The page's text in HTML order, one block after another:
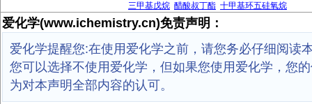
三甲基戊烷 醋酸叔丁酯 十甲基环五硅氧烷
爱化学(www.ichemistry.cn)免责声明：
爱化学提醒您:在使用爱化学之前，请您务必仔细阅读
您可以选择不使用爱化学，但如果您使用爱化学，您
为对本声明全部内容的认可。